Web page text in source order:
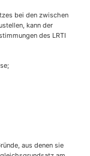
bei den zwischen
kann der
des LRTI
aus denen sie